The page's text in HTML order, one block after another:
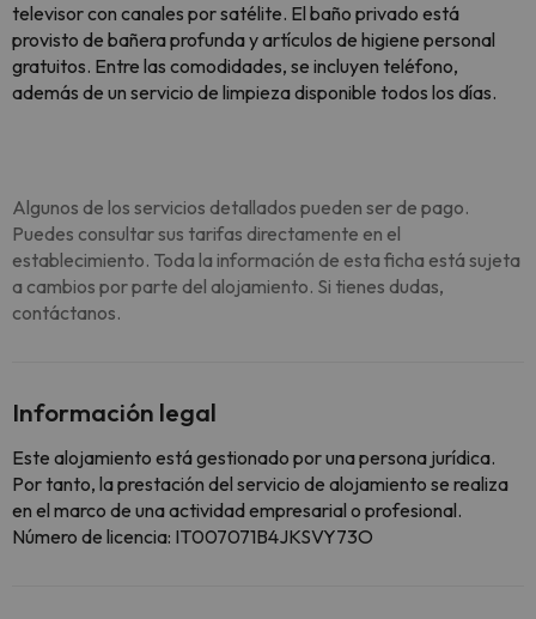
televisor con canales por satélite. El baño privado está
provisto de bañera profunda y artículos de higiene personal
gratuitos. Entre las comodidades, se incluyen teléfono,
además de un servicio de limpieza disponible todos los días.
Algunos de los servicios detallados pueden ser de pago.
Puedes consultar sus tarifas directamente en el
establecimiento. Toda la información de esta ficha está sujeta
a cambios por parte del alojamiento. Si tienes dudas,
contáctanos.
Información legal
Este alojamiento está gestionado por una persona jurídica.
Por tanto, la prestación del servicio de alojamiento se realiza
en el marco de una actividad empresarial o profesional.
Número de licencia: IT007071B4JKSVY73O